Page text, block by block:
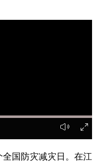
国防灾减灾日。在江